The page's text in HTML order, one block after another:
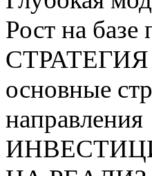
Рост на
основные
направления